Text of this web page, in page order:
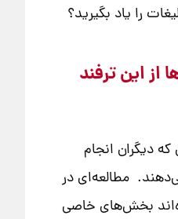
را یاد بگیرید؟
این ترفند
دیگران انجام
مطالعه‌ای در
بخش‌های خاصی